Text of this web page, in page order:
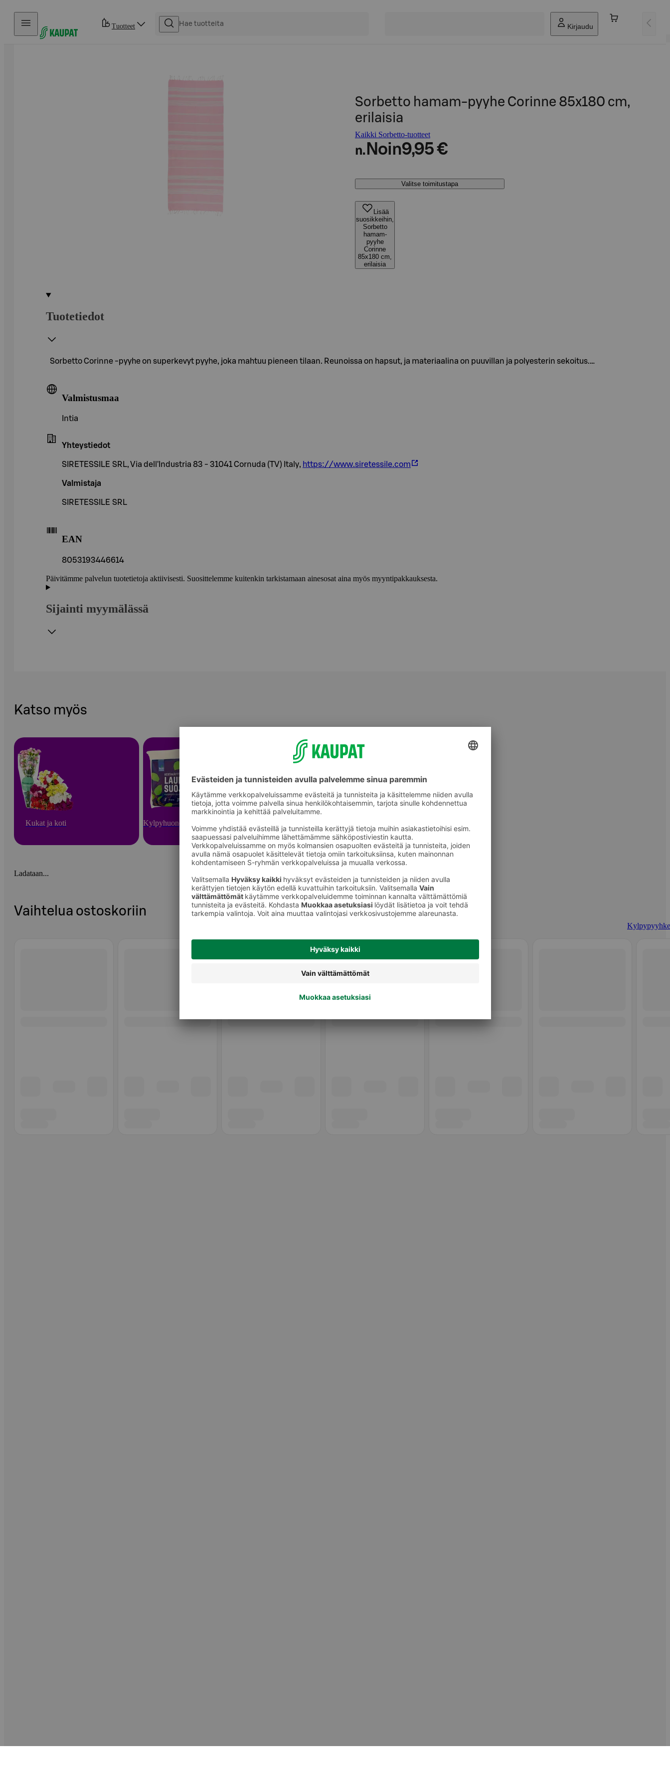
Hyppää sisältöön
Tuotteet Kirjaudu
Sorbetto hamam-pyyhe Corinne 85x180 cm,
erilaisia
Kaikki Sorbetto-tuotteet
n. Noin9,95 €
Valitse toimitustapa
Lisää
suosikkeihin,
Sorbetto
hamam-
pyyhe
Corinne
85x180 cm,
erilaisia
Tuotetiedot
Sorbetto Corinne -pyyhe on superkevyt pyyhe, joka mahtuu pieneen tilaan. Reunoissa on hapsut, ja materiaalina on puuvillan ja polyesterin sekoitus.…
Valmistusmaa
Intia
Yhteystiedot
SIRETESSILE SRL, Via dell'Industria 83 - 31041 Cornuda (TV) Italy, https://www.siretessile.com
Valmistaja
SIRETESSILE SRL
EAN
8053193446614
Päivitämme palvelun tuotetietoja aktiivisesti. Suosittelemme kuitenkin tarkistamaan ainesosat aina myös myyntipakkauksesta.
Sijainti myymälässä
Katso myös
Kukat ja koti Kylpyhuone ja sauna
Ladataan...
Vaihtelua ostoskoriin